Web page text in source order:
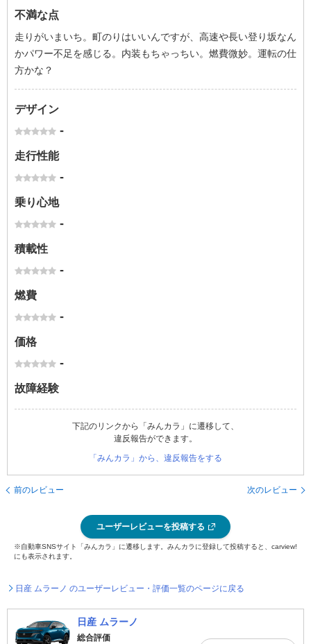
不満な点
走りがいまいち。町のりはいいんですが、高速や長い登り坂なん
かパワー不足を感じる。内装もちゃっちい。燃費微妙。運転の仕
方かな？
デザイン
-
走行性能
-
乗り心地
-
積載性
-
燃費
-
価格
-
故障経験
下記のリンクから「みんカラ」に遷移して、
違反報告ができます。
「みんカラ」から、違反報告をする
前のレビュー 次のレビュー
ユーザーレビューを投稿する
※自動車SNSサイト「みんカラ」に遷移します。みんカラに登録して投稿すると、carview!
にも表示されます。
日産 ムラーノ のユーザーレビュー・評価一覧のページに戻る
日産 ムラーノ
総合評価